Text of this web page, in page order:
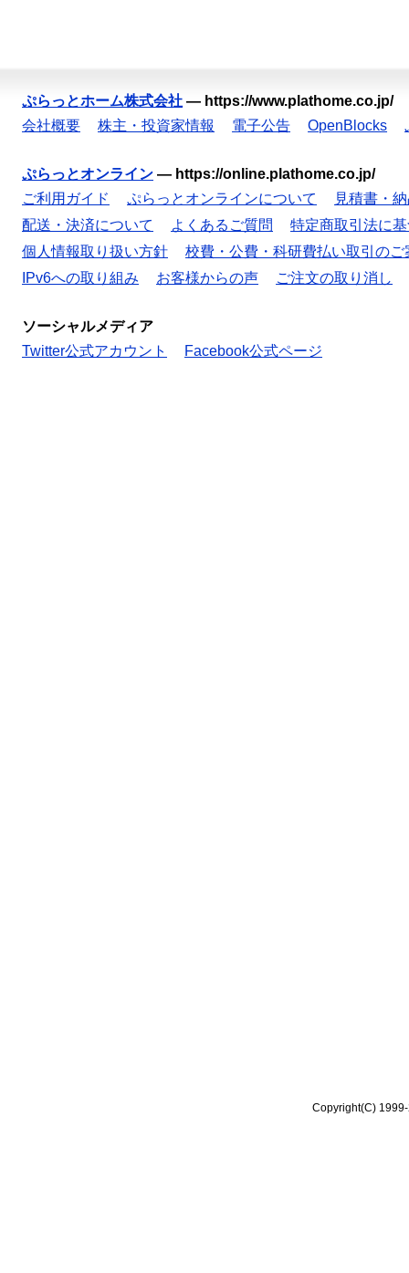
ぷらっとホーム株式会社 — https://www.plathome.co.jp/
会社概要
株主・投資家情報 電子公告 OpenBlocks
ぷらっとオンライン — https://online.plathome.co.jp/
ご利用ガイド
ぷらっとオンラインについて
見積書・
配送・決済について
よくあるご質問
特定商取引法に
個人情報取り扱い方針
校費・公費・科研費払い取引のご
IPv6への取り組み
お客様からの声 ご注文の取り消し
ソーシャルメディア
Twitter公式アカウント
Facebook公式ページ
Copyright(C)